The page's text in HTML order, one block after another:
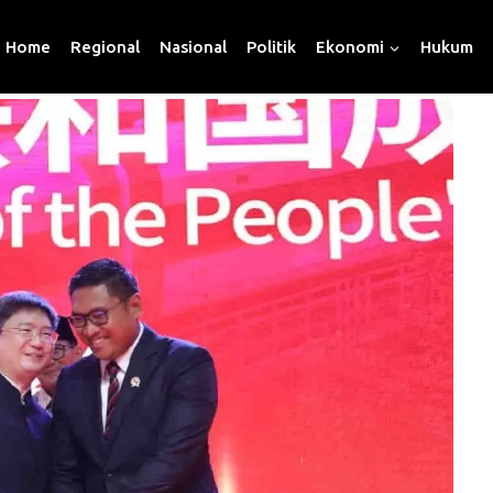
Home Regional Nasional Politik Ekonomi Hukum